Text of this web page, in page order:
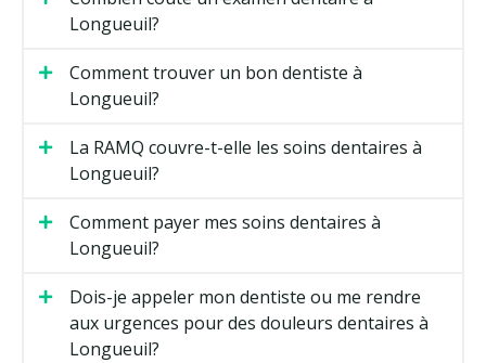
Longueuil?
Comment trouver un bon dentiste à
Longueuil?
La RAMQ couvre-t-elle les soins dentaires à
Longueuil?
Comment payer mes soins dentaires à
Longueuil?
Dois-je appeler mon dentiste ou me rendre
aux urgences pour des douleurs dentaires à
Longueuil?